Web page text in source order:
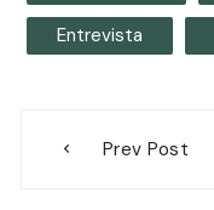
Entrevista
Prev Post